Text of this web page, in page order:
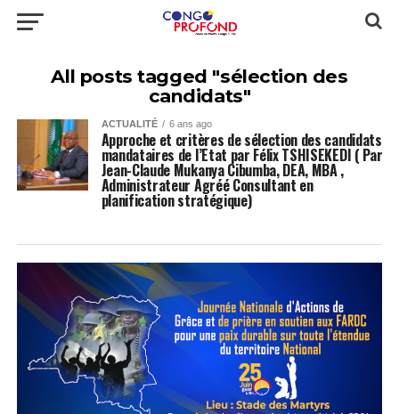
All posts tagged "sélection des
candidats"
ACTUALITÉ 6 ans ago
Approche et critères de sélection des candidats
mandataires de l’Etat par Félix TSHISEKEDI ( Par
Jean-Claude Mukanya Cibumba, DEA, MBA ,
Administrateur Agréé Consultant en
planification stratégique)